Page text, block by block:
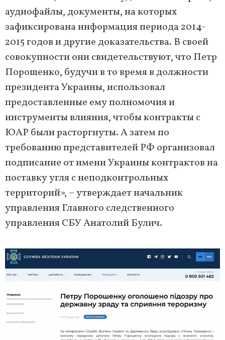
аудиофайлы, документы, на которых
зафиксирована информация периода 2014-
2015 годов и другие доказательства. В своей
совокупности они свидетельствуют, что Петр
Порошенко, будучи в то время в должности
президента Украины, использовал
предоставленные ему полномочия и
инструменты влияния, чтобы контракты с
ЮАР были расторгнуты. А затем по
требованию представителей РФ организовал
подписание от имени Украины контрактов на
поставку угля с неподконтрольных
территорий», – утверждает начальник
управления Главного следственного
управления СБУ Анатолий Булич.